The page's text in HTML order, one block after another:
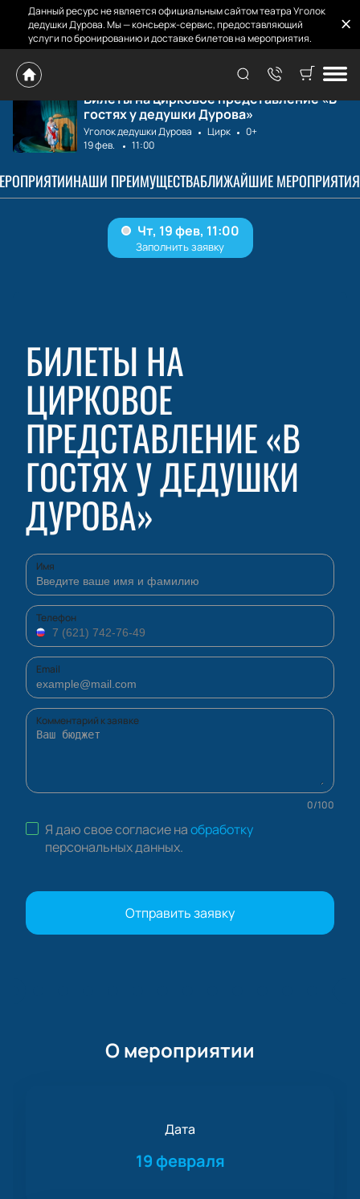
Данный ресурс не является официальным сайтом театра Уголок
дедушки Дурова. Мы — консьерж-сервис, предоставляющий
услуги по бронированию и доставке билетов на мероприятия.
Главная
Билеты на цирковое представление «В
гостях у дедушки Дурова»
Уголок дедушки Дурова Цирк
0+
19 фев.
11:00
НАШИ ПРЕИМУЩЕСТВАБЛИЖАЙШИЕ МЕРОПРИЯТИЯ
БИЛЕТЫ НА
ЦИРКОВОЕ
ПРЕДСТАВЛЕНИЕ «В
ГОСТЯХ У ДЕДУШКИ
ДУРОВА»
Имя
Телефон
Email
Комментарий к заявке
0/100
Я даю свое согласие наобработку
персональных данных.
Отправить заявку
О мероприятии
Дата
19 февраля